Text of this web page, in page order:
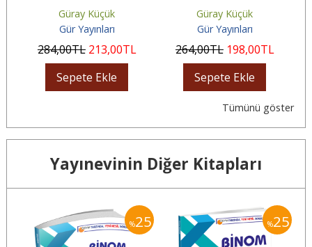
Logaritma ve Diziler
Güray Küçük
Gür Yayınları
284,00TL 213,00TL
Sepete Ekle
Trigonometri
Güray Küçük
Gür Yayınları
264,00TL 198,00TL
Sepete Ekle
Tümünü göster
Yayınevinin Diğer Kitapları
%25 %25